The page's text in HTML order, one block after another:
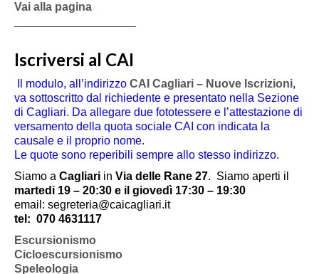
Vai alla pagina
Iscriversi al CAI
Il modulo, all’indirizzo CAI Cagliari – Nuove Iscrizioni,
va sottoscritto dal richiedente e presentato nella Sezione
di Cagliari. Da allegare due fototessere e l’attestazione di
versamento della quota sociale CAI con indicata la
causale e il proprio nome.
Le quote sono reperibili sempre allo stesso indirizzo.
Siamo a Cagliari in Via delle Rane 27. Siamo aperti il
martedi 19 – 20:30 e il giovedì 17:30 – 19:30
email: segreteria@caicagliari.it
tel: 070 4631117
Escursionismo
Cicloescursionismo
Speleologia